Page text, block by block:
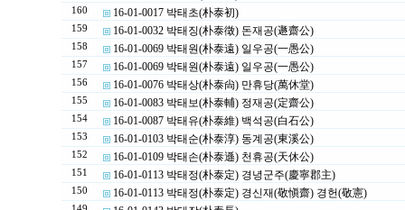
160 16-01-0017 박태초(朴泰初)
159 16-01-0032 박태징(朴泰徵) 돈재공(遯齋公)
158 16-01-0069 박태원(朴泰遠) 일우공(一愚公)
157 16-01-0069 박태원(朴泰遠) 일우공(一愚公)
156 16-01-0076 박태상(朴泰尙) 만휴당(萬休堂)
155 16-01-0083 박태보(朴泰輔) 정재공(定齋公)
154 16-01-0087 박태유(朴泰維) 백석공(白石公)
153 16-01-0103 박태순(朴泰淳) 동계공(東溪公)
152 16-01-0109 박태손(朴泰遜) 천휴공(天休公)
151 16-01-0113 박태정(朴泰定) 경녕군주(慶寧郡主)
150 16-01-0113 박태정(朴泰定) 경신재(敬愼齋) 경헌(敬憲)